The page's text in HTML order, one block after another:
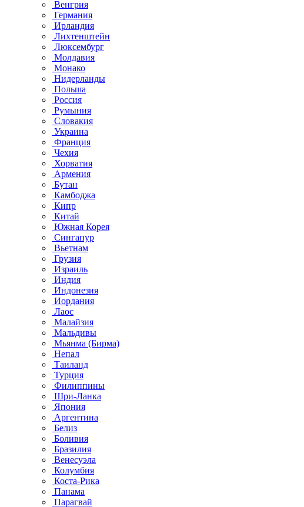
Венгрия
Германия
Ирландия
Лихтенштейн
Люксембург
Молдавия
Монако
Нидерланды
Польша
Россия
Румыния
Словакия
Украина
Франция
Чехия
Хорватия
Армения
Бутан
Камбоджа
Кипр
Китай
Южная Корея
Сингапур
Вьетнам
Грузия
Израиль
Индия
Индонезия
Иордания
Лаос
Малайзия
Мальдивы
Мьянма (Бирма)
Непал
Таиланд
Турция
Филиппины
Шри-Ланка
Япония
Аргентина
Белиз
Боливия
Бразилия
Венесуэла
Колумбия
Коста-Рика
Панама
Парагвай